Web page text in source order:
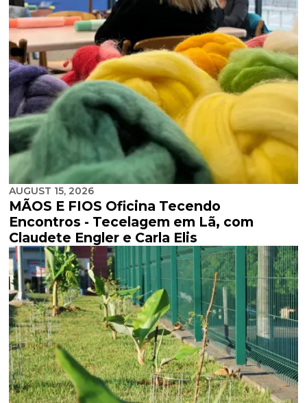
AUGUST 15, 2026
MÃOS E FIOS Oficina Tecendo
Encontros - Tecelagem em Lã, com
Claudete Engler e Carla Elis